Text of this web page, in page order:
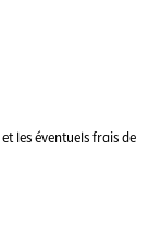
et les éventuels frais de